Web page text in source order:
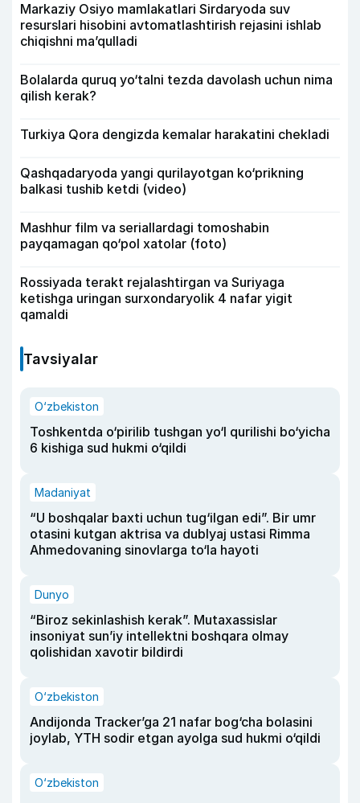
Markaziy Osiyo mamlakatlari Sirdaryoda suv
resurslari hisobini avtomatlashtirish rejasini ishlab
chiqishni ma’qulladi
Bolalarda quruq yo‘talni tezda davolash uchun nima
qilish kerak?
Turkiya Qora dengizda kemalar harakatini chekladi
Qashqadaryoda yangi qurilayotgan ko‘prikning
balkasi tushib ketdi (video)
Mashhur film va seriallardagi tomoshabin
payqamagan qo‘pol xatolar (foto)
Rossiyada terakt rejalashtirgan va Suriyaga
ketishga uringan surxondaryolik 4 nafar yigit
qamaldi
Tavsiyalar
O‘zbekiston
Toshkentda o‘pirilib tushgan yo‘l qurilishi bo‘yicha
6 kishiga sud hukmi o‘qildi
Madaniyat
“U boshqalar baxti uchun tug‘ilgan edi”. Bir umr
otasini kutgan aktrisa va dublyaj ustasi Rimma
Ahmedovaning sinovlarga to‘la hayoti
Dunyo
“Biroz sekinlashish kerak”. Mutaxassislar
insoniyat sun’iy intellektni boshqara olmay
qolishidan xavotir bildirdi
O‘zbekiston
Andijonda Tracker’ga 21 nafar bog‘cha bolasini
joylab, YTH sodir etgan ayolga sud hukmi o‘qildi
O‘zbekiston